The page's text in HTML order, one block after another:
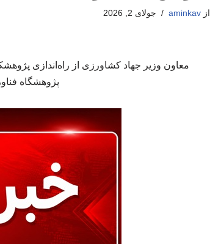
ازaminkav جولای 2, 2026
معاون وزیر جهاد کشاورزی از راه‌اندازی
پژوهشگاه